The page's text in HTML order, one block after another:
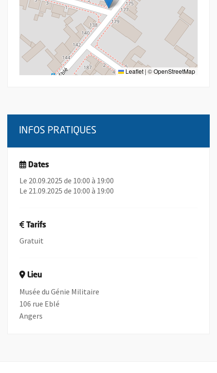
Leaflet | ©OpenStreetMap
INFOS PRATIQUES
Dates
Le 20.09.2025 de 10:00 à 19:00
Le 21.09.2025 de 10:00 à 19:00
Tarifs
Gratuit
Lieu
Musée du Génie Militaire
106 rue Eblé
Angers